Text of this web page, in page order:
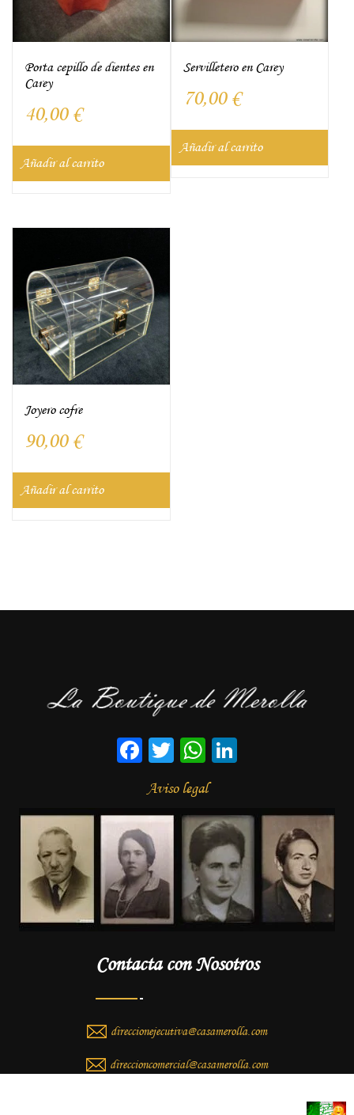
Porta cepillo de dientes en
Carey
40,00 €
Añadir al carrito
Servilletero en Carey
70,00 €
Añadir al carrito
Joyero cofre
90,00 €
Añadir al carrito
Facebook
TwitterWhatsApp
Aviso legal
Contacta con Nosotros
direccionejecutiva@casamerolla.com
direccioncomercial@casamerolla.com